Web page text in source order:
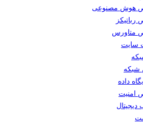
هوش مصنوعی
متاورس
سایت
شبکه
داده
امنیت
دیجیتال